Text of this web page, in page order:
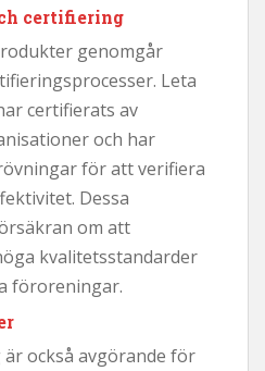
certifiering
genomgår
Leta
certifierats av
och har
för att verifiera
Dessa
om att
kvalitetsstandarder
föroreningar.
också avgörande för